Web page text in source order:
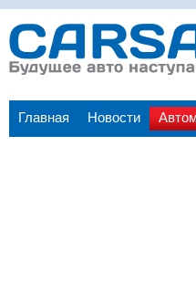
Главная Новости